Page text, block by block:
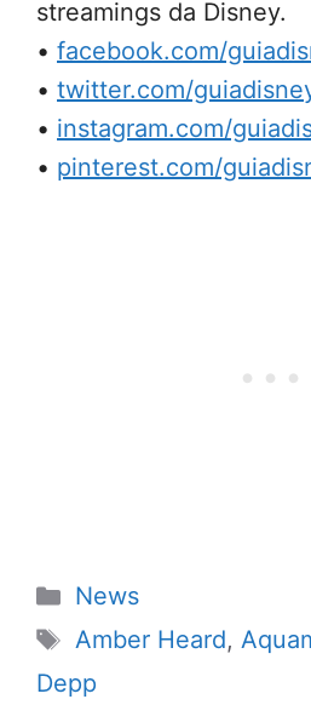
streamings da Disney.
• facebook.com/
• twitter.com/
• instagram.com/
• pinterest.com/
Categorias
News
Tags
Amber Heard,
Depp